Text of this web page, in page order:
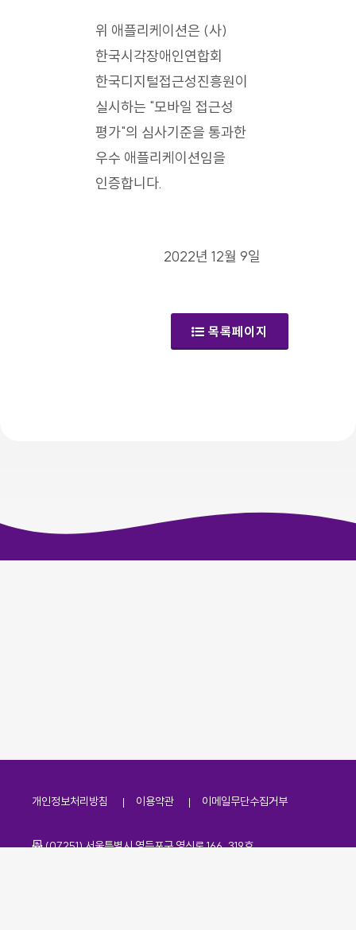
위 애플리케이션은 (사)
한국시각장애인연합회
한국디지털접근성진흥원이
실시하는 "모바일 접근성
평가"의 심사기준을 통과한
우수 애플리케이션임을
인증합니다.
2022년 12월 9일
목록페이지
개인정보처리방침 이용약관 이메일무단수집거부
주소
(07251) 서울특별시 영등포구 영신로 166, 319호